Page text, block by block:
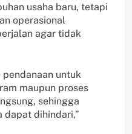
usaha baru, tetapi
operasional
agar tidak
untuk
maupun proses
sehingga
dapat dihindari,”